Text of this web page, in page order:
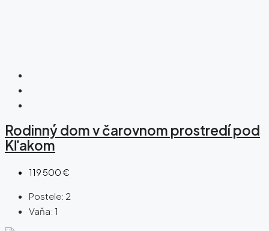
Rodinný dom v čarovnom prostredí pod
Kľakom
119 500 €
Postele: 2
Vaňa: 1